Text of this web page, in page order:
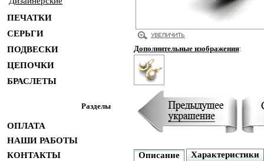
ПЕЧАТКИ
СЕРЬГИ
ПОДВЕСКИ
ЦЕПОЧКИ
БРАСЛЕТЫ
Разделы
ОПЛАТА
НАШИ РАБОТЫ
КОНТАКТЫ
Дополнительные изображения:
Описание Характеристики